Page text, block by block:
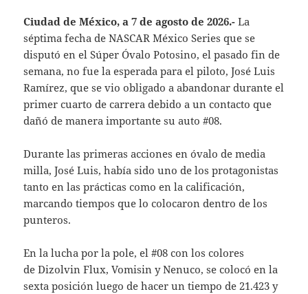
Ciudad de México, a 7 de agosto de 2026.- La
séptima fecha de NASCAR México Series que se
disputó en el Súper Óvalo Potosino, el pasado fin de
semana, no fue la esperada para el piloto, José Luis
Ramírez, que se vio obligado a abandonar durante el
primer cuarto de carrera debido a un contacto que
dañó de manera importante su auto #08.
Durante las primeras acciones en óvalo de media
milla, José Luis, había sido uno de los protagonistas
tanto en las prácticas como en la calificación,
marcando tiempos que lo colocaron dentro de los
punteros.
En la lucha por la pole, el #08 con los colores
de Dizolvin Flux, Vomisin y Nenuco, se colocó en la
sexta posición luego de hacer un tiempo de 21.423 y